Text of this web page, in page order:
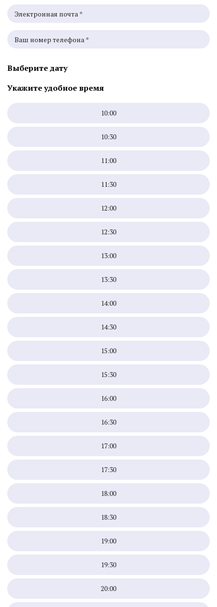
Выберите дату
Укажите удобное время
10:00
10:30
11:00
11:30
12:00
12:30
13:00
13:30
14:00
14:30
15:00
15:30
16:00
16:30
17:00
17:30
18:00
18:30
19:00
19:30
20:00